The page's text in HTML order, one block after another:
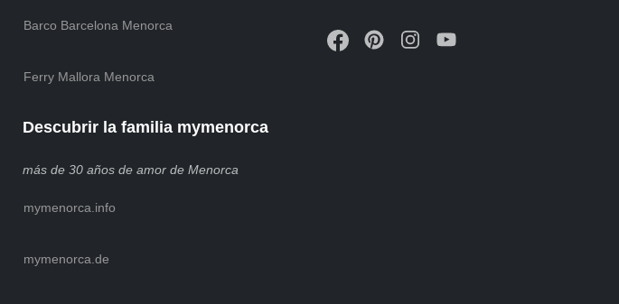
Barco Barcelona Menorca
Ferry Mallora Menorca
Descubrir la familia mymenorca
más de 30 años de amor de Menorca
mymenorca.info
mymenorca.de